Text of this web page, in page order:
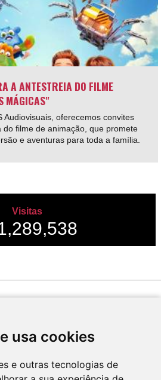
usa cookies
e outras tecnologias de
A ANTESTREIA DO FILME
MÁGICAS"
Audiovisuais, oferecemos convites
filme de animação, que promete
e aventuras para toda a família.
Visitas